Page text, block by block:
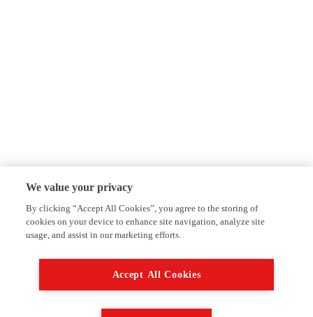
We value your privacy
By clicking “Accept All Cookies”, you agree to the storing of
cookies on your device to enhance site navigation, analyze site
usage, and assist in our marketing efforts.
Accept All Cookies